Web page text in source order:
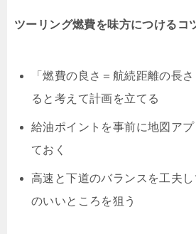
ツーリング燃費を味方につけるコ
「燃費の良さ＝航続距離の長さ
ると考えて計画を立てる
給油ポイントを事前に地図ア
ておく
高速と下道のバランスを工夫
のいいところを狙う